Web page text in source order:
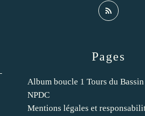
Pages
Album boucle 1 Tours du
NPDC
Mentions légales et